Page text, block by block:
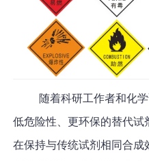
随着科研工作者和化
低危险性、更环保的替代试
在保持与传统试剂相同合